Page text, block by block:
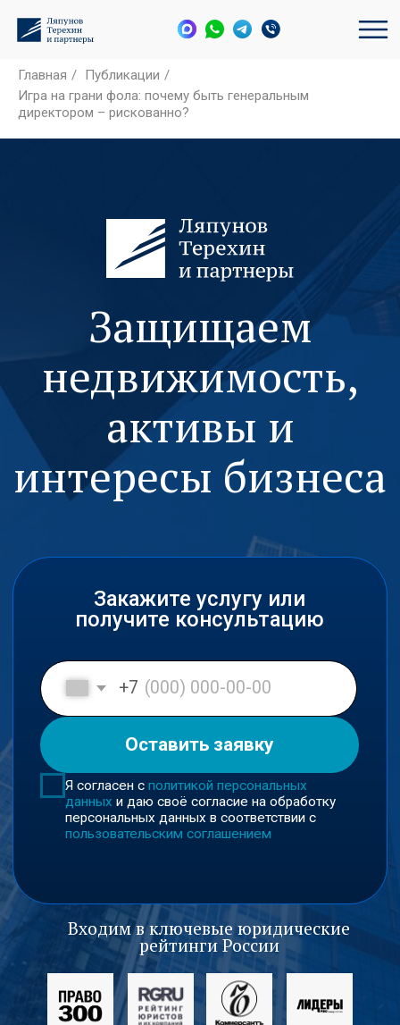
Главная / Публикации /
Игра на грани фола: почему быть генеральным
директором – рискованно?
Входим в ключевые юридические
рейтинги России
Защищаем
недвижимость,
активы и
интересы бизнеса
+7
Я согласен сполитикой персональных
пользовательским соглашением
Закажите услугу или
получите консультацию